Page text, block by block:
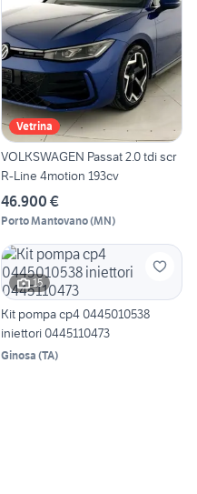
Vetrina
VOLKSWAGEN Passat 2.0 tdi scr
R-Line 4motion 193cv
46.900 €
Porto Mantovano(MN)
15
Kit pompa cp4 0445010538
iniettori 0445110473
Ginosa (TA)